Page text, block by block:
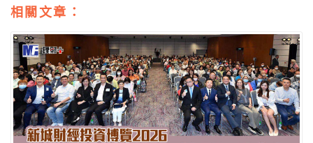
相關文章：